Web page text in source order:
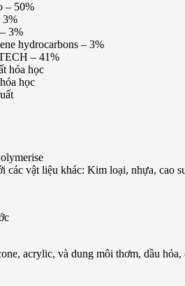
– 50%
3%
3%
hydrocarbons – 3%
– 41%
hóa học
học
các vật liệu khác: Kim loại, nhựa, cao
acrylic, và dung môi thơm, dầu hỏa,